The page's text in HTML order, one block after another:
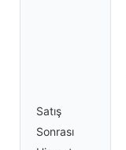
Satış
Sonrası